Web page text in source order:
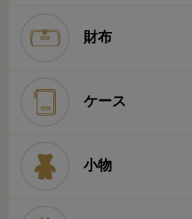
財布
ケース
小物